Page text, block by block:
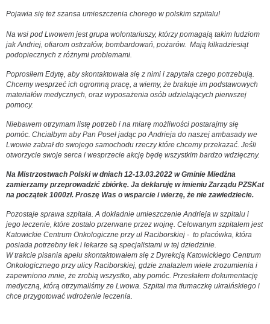
Pojawia się też szansa umieszczenia chorego w polskim szpitalu!
Na wsi pod Lwowem jest grupa wolontariuszy, którzy pomagają takim ludziom
jak Andriej, ofiarom ostrzałów, bombardowań, pożarów. Mają kilkadziesiąt
podopiecznych z różnymi problemami.
Poprosiłem Edytę, aby skontaktowała się z nimi i zapytała czego potrzebują.
Chcemy wesprzeć ich ogromną pracę, a wiemy, że brakuje im podstawowych
materiałów medycznych, oraz wyposażenia osób udzielających pierwszej
pomocy.
Niebawem otrzymam listę potrzeb i na miarę możliwości postarajmy się
pomóc. Chciałbym aby Pan Poseł jadąc po Andrieja do naszej ambasady we
Lwowie zabrał do swojego samochodu rzeczy które chcemy przekazać. Jeśli
otworzycie swoje serca i wesprzecie akcję będę wszystkim bardzo wdzięczny.
Na Mistrzostwach Polski w dniach 12-13.03.2022 w Gminie Miedźna
zamierzamy przeprowadzić zbiórkę. Ja deklaruję w imieniu Zarządu PZSKat
na początek 1000zł. Proszę Was o wsparcie i wierzę, że nie zawiedziecie.
Pozostaje sprawa szpitala. A dokładnie umieszczenie Andrieja w szpitalu i
jego leczenie, które zostało przerwane przez wojnę. Celowanym szpitalem jest
Katowickie Centrum Onkologiczne przy ul Raciborskiej - to placówka, która
posiada potrzebny lek i lekarze są specjalistami w tej dziedzinie.
W trakcie pisania apelu skontaktowałem się z Dyrekcją Katowickiego Centrum
Onkologicznego przy ulicy Raciborskiej, gdzie znalazłem wiele zrozumienia i
zapewniono mnie, że zrobią wszystko, aby pomóc. Przesłałem dokumentację
medyczną, którą otrzymaliśmy ze Lwowa. Szpital ma tłumaczkę ukraińskiego i
chce przygotować wdrożenie leczenia.